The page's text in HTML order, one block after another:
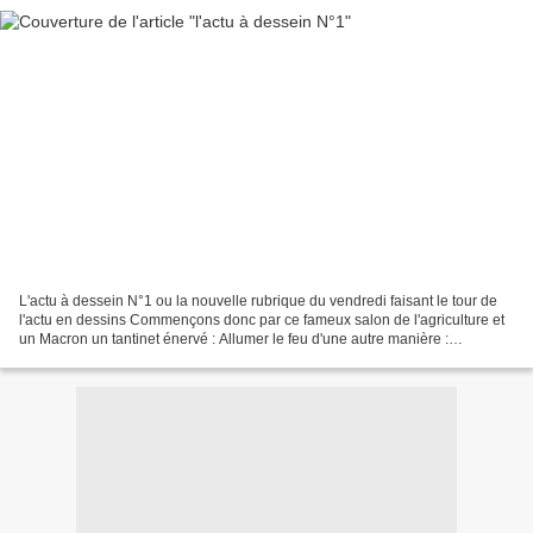
L'actu à dessein N°1 ou la nouvelle rubrique du vendredi faisant le tour de
l'actu en dessins Commençons donc par ce fameux salon de l'agriculture et
un Macron un tantinet énervé : Allumer le feu d'une autre manière :